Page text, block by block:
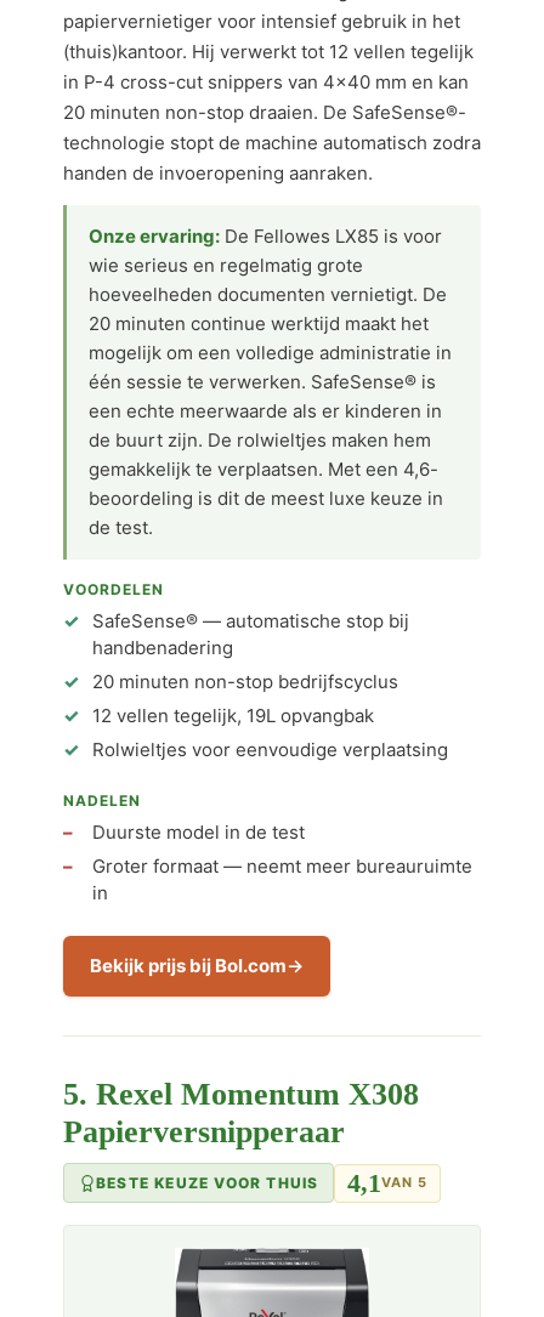
papiervernietiger voor intensief gebruik in het
(thuis)kantoor. Hij verwerkt tot 12 vellen tegelijk
in P-4 cross-cut snippers van 4×40 mm en kan
20 minuten non-stop draaien. De SafeSense®-
technologie stopt de machine automatisch zodra
handen de invoeropening aanraken.
Onze ervaring: De Fellowes LX85 is voor
wie serieus en regelmatig grote
hoeveelheden documenten vernietigt. De
20 minuten continue werktijd maakt het
mogelijk om een volledige administratie in
één sessie te verwerken. SafeSense® is
een echte meerwaarde als er kinderen in
de buurt zijn. De rolwieltjes maken hem
gemakkelijk te verplaatsen. Met een 4,6-
beoordeling is dit de meest luxe keuze in
de test.
VOORDELEN
SafeSense® — automatische stop bij
handbenadering
20 minuten non-stop bedrijfscyclus
12 vellen tegelijk, 19L opvangbak
Rolwieltjes voor eenvoudige verplaatsing
NADELEN
Duurste model in de test
Groter formaat — neemt meer bureauruimte
in
Bekijk prijs bij Bol.com
5. Rexel Momentum X308
Papierversnipperaar
BESTE KEUZE VOOR THUIS 4,1VAN 5